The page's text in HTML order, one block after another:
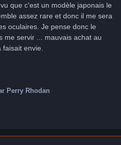
que c'est un modèle japonais le
assez rare et donc il me sera
oculaires. Je pense donc le
me servir ... mauvais achat au
envie.
Perry Rhodan